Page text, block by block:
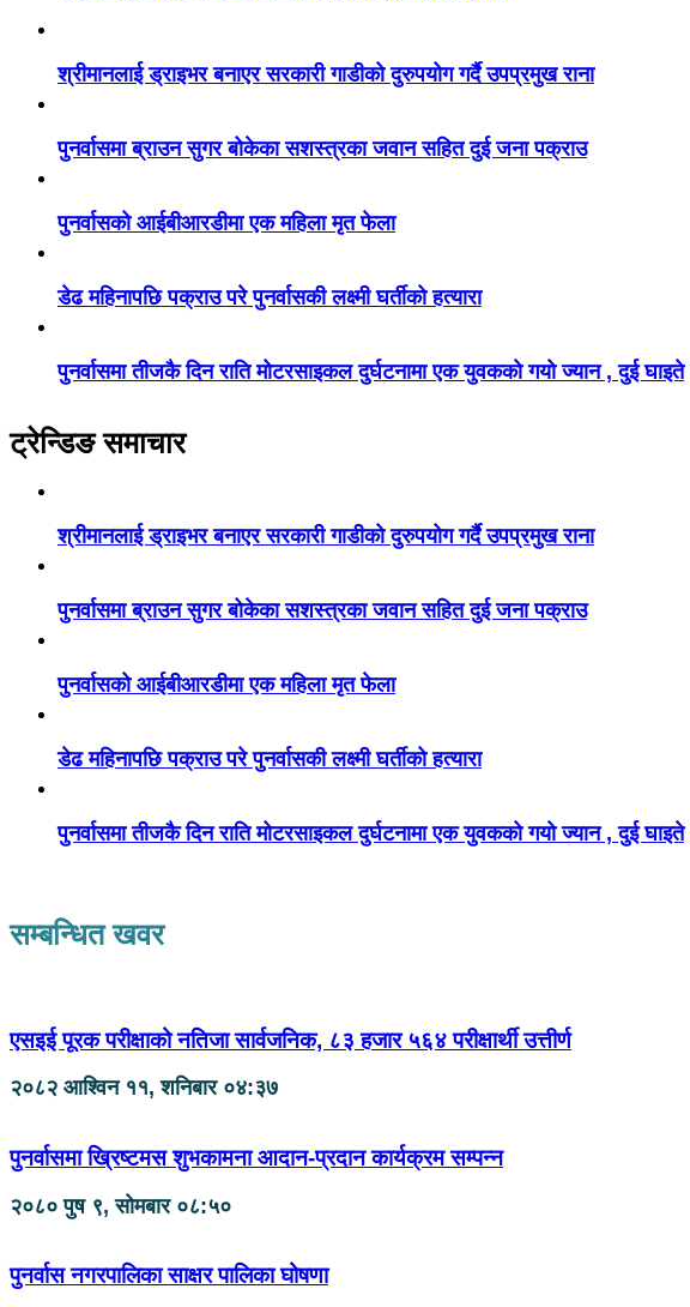
श्रीमानलाई ड्राइभर बनाएर सरकारी गाडीको दुरुपयोग गर्दै उपप्रमुख राना
पुनर्वासमा ब्राउन सुगर बोकेका सशस्त्रका जवान सहित दुई जना पक्राउ
पुनर्वासको आईबीआरडीमा एक महिला मृत फेला
डेढ महिनापछि पक्राउ परे पुनर्वासकी लक्ष्मी घर्तीको हत्यारा
पुनर्वासमा तीजकै दिन राति मोटरसाइकल दुर्घटनामा एक युवकको गयो ज्यान , दुई घाइते
ट्रेन्डिङ समाचार
श्रीमानलाई ड्राइभर बनाएर सरकारी गाडीको दुरुपयोग गर्दै उपप्रमुख राना
पुनर्वासमा ब्राउन सुगर बोकेका सशस्त्रका जवान सहित दुई जना पक्राउ
पुनर्वासको आईबीआरडीमा एक महिला मृत फेला
डेढ महिनापछि पक्राउ परे पुनर्वासकी लक्ष्मी घर्तीको हत्यारा
पुनर्वासमा तीजकै दिन राति मोटरसाइकल दुर्घटनामा एक युवकको गयो ज्यान , दुई घाइते
सम्बन्धित खवर
एसइई पूरक परीक्षाको नतिजा सार्वजनिक, ८३ हजार ५६४ परीक्षार्थी उत्तीर्ण
२०८२ आश्विन ११, शनिबार ०४:३७
पुनर्वासमा ख्रिष्टमस शुभकामना आदान-प्रदान कार्यक्रम सम्पन्न
२०८० पुष ९, सोमबार ०८:५०
पुनर्वास नगरपालिका साक्षर पालिका घोषणा